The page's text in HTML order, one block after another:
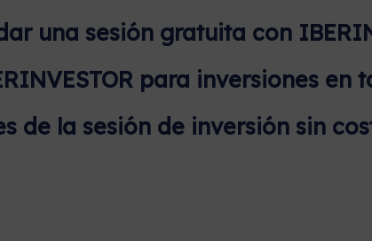
una sesión gratuita con
para inversiones en
de la sesión de inversión sin